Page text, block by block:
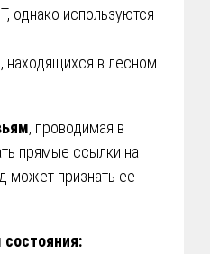
однако используются
в лесном
, проводимая в
прямые ссылки на
может признать ее